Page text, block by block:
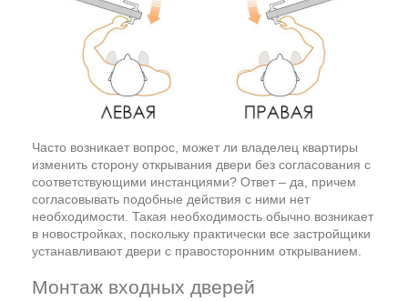
Часто возникает вопрос, может ли владелец квартиры
изменить сторону открывания двери без согласования с
соответствующими инстанциями? Ответ – да, причем
согласовывать подобные действия с ними нет
необходимости. Такая необходимость обычно возникает
в новостройках, поскольку практически все застройщики
устанавливают двери с правосторонним открыванием.
Монтаж входных дверей